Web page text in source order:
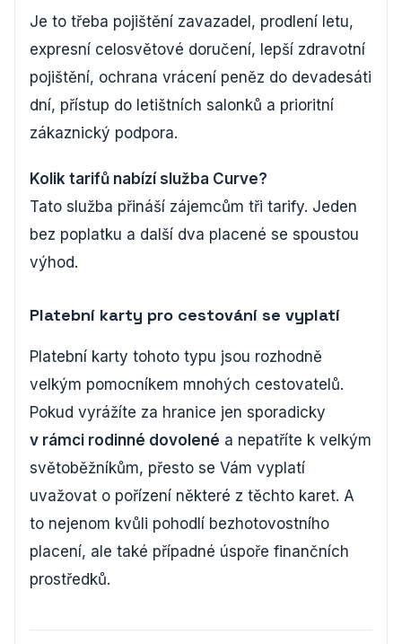
Je to třeba pojištění zavazadel, prodlení letu,
expresní celosvětové doručení, lepší zdravotní
pojištění, ochrana vrácení peněz do devadesáti
dní, přístup do letištních salonků a prioritní
zákaznický podpora.
Kolik tarifů nabízí služba Curve?
Tato služba přináší zájemcům tři tarify. Jeden
bez poplatku a další dva placené se spoustou
výhod.
Platební karty pro cestování se vyplatí
Platební karty tohoto typu jsou rozhodně
velkým pomocníkem mnohých cestovatelů.
Pokud vyrážíte za hranice jen sporadicky
v rámci rodinné dovolené a nepatříte k velkým
světoběžníkům, přesto se Vám vyplatí
uvažovat o pořízení některé z těchto karet. A
to nejenom kvůli pohodlí bezhotovostního
placení, ale také případné úspoře finančních
prostředků.